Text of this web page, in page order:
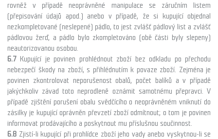
rovněž v případě neoprávněné manipulace se záručním listem
(přepisování údajů apod.) anebo v případě, že si kupující objednal
nezkompletované (neslepené) pádlo, to jest zvlášť pádlový list a zvlášť
pádlovou žerď, a pádlo bylo zkompletováno (obě části byly slepeny)
neautorizovanou osobou.
6.7 Kupující je povinen prohlédnout zboží bez odkladu po přechodu
nebezpečí škody na zboží, s přihlédnutím k povaze zboží. Zejména je
povinen zkontrolovat neporušenost obalů, počet balíků a v případě
jakýchkoliv závad toto neprodleně oznámit samotnému přepravci. V
případě zjištění porušení obalu svědčícího o neoprávněném vniknutí do
zásilky je kupující oprávněn převzetí zboží odmítnout; o tom je povinen
informovat prodávajícího a poskytnout mu příslušnou součinnost.
6.8 Zjistí-li kupující při prohlídce zboží jeho vady anebo vyskytnou-li se